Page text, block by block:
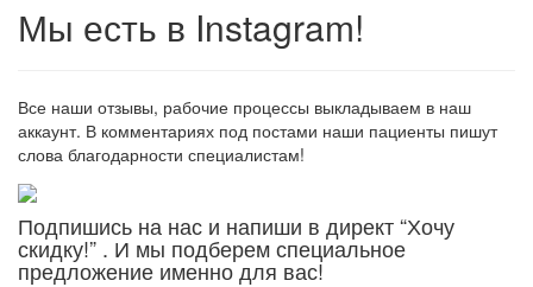
Мы есть в Instagram!
Все наши отзывы, рабочие процессы выкладываем в наш
аккаунт. В комментариях под постами наши пациенты пишут
слова благодарности специалистам!
Подпишись на нас и напиши в директ “Хочу
скидку!” . И мы подберем специальное
предложение именно для вас!